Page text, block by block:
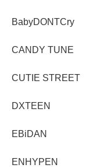
BabyDONTCry
CANDY TUNE
CUTIE STREET
DXTEEN
EBiDAN
ENHYPEN